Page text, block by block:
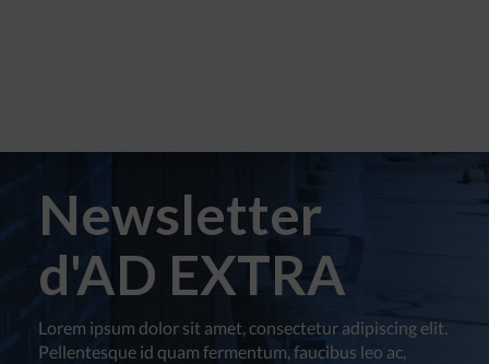
Newsletter
d'AD EXTRA
Lorem ipsum dolor sit amet, consectetur adipiscing elit.
Pellentesque id quam fermentum, faucibus leo ac,